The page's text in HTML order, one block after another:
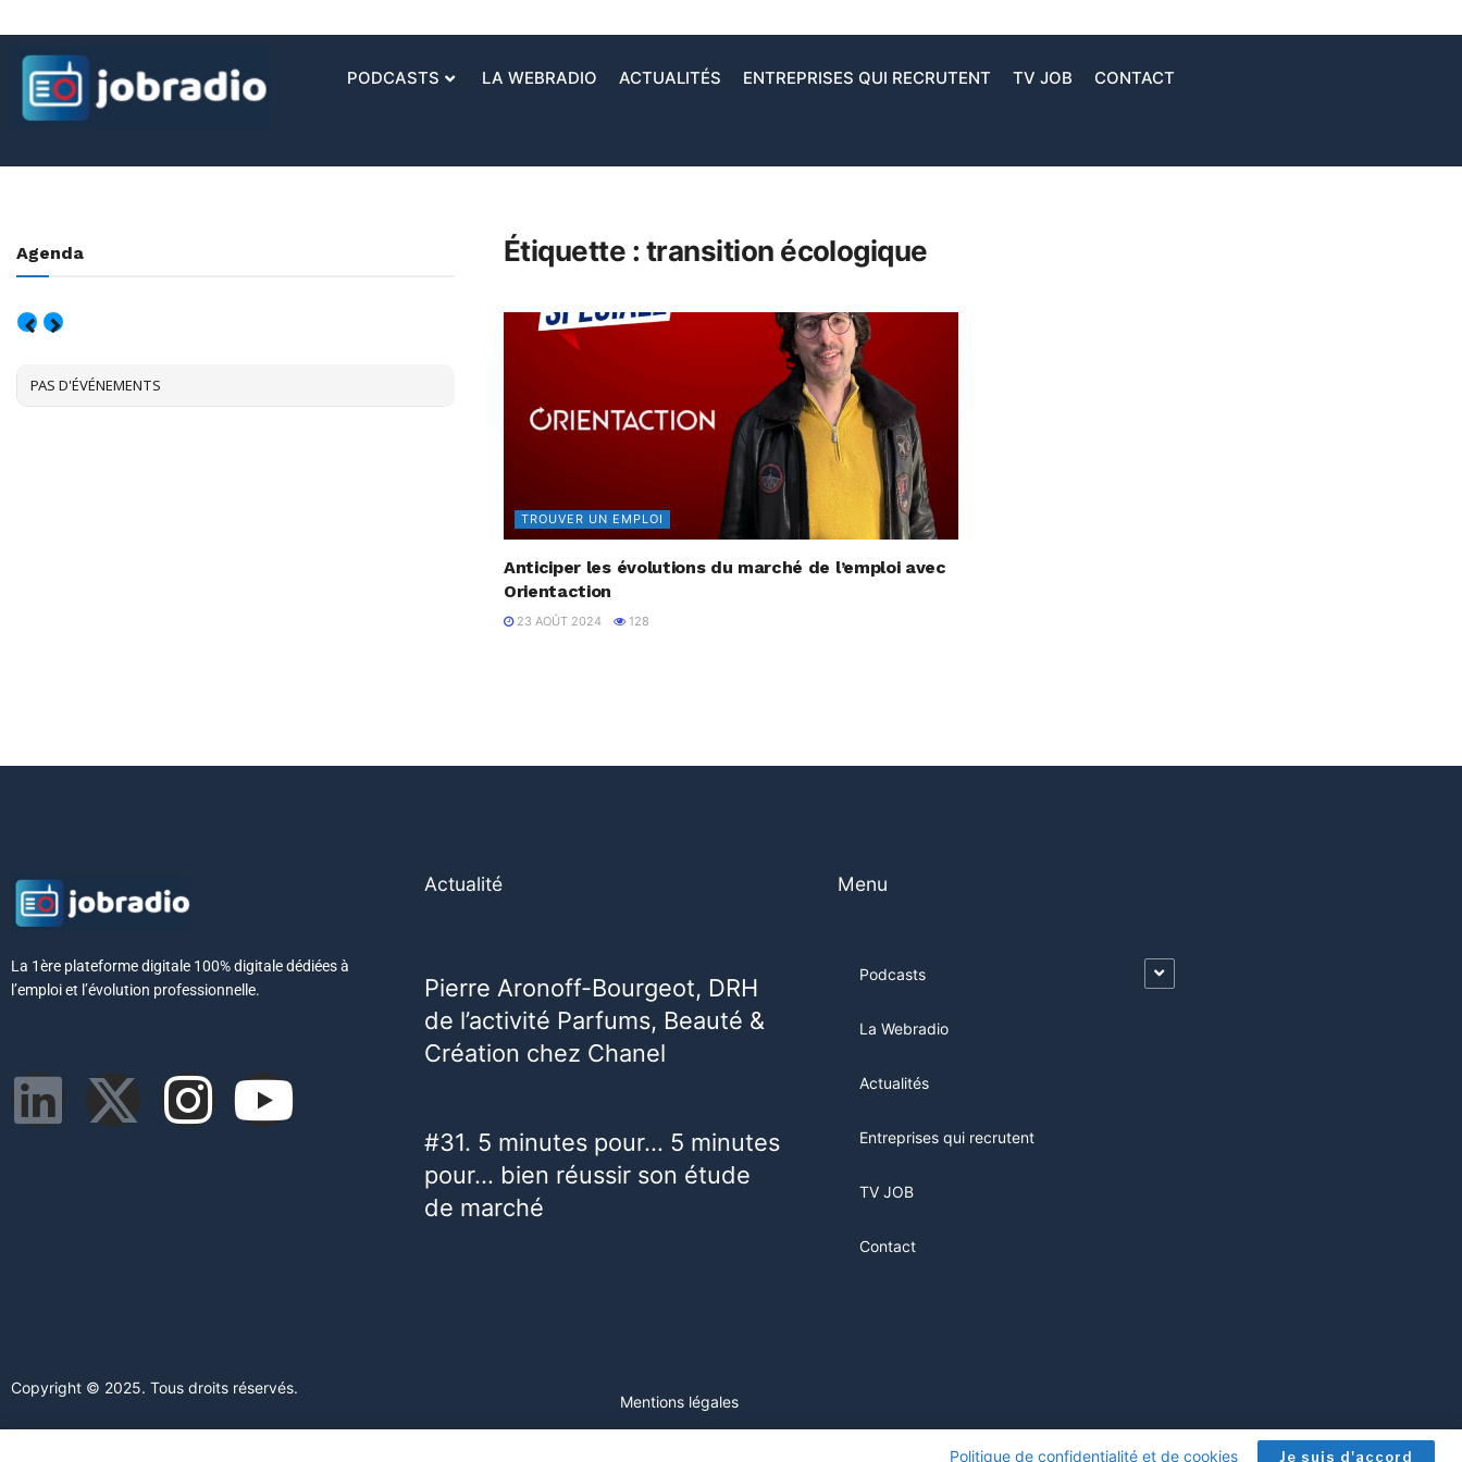
PODCASTS LA WEBRADIO ACTUALITÉS ENTREPRISES QUI RECRUTENT TV JOB CONTACT
Étiquette : transition écologique
TROUVER UN EMPLOI
Anticiper les évolutions du marché de l’emploi avec
Orientaction
23 AOÛT 2024 128
Agenda
PAS D'ÉVÉNEMENTS
Politique de confidentialité et de cookies Je suis d'accord
La 1ère plateforme digitale 100% digitale dédiées à
l’emploi et l’évolution professionnelle.
Actualité
Pierre Aronoff-Bourgeot, DRH
de l’activité Parfums, Beauté &
Création chez Chanel
#31. 5 minutes pour… 5 minutes
pour… bien réussir son étude
de marché
Menu
Podcasts
La Webradio
Actualités
Entreprises qui recrutent
TV JOB
Contact
Copyright © 2025. Tous droits réservés.
Mentions légales